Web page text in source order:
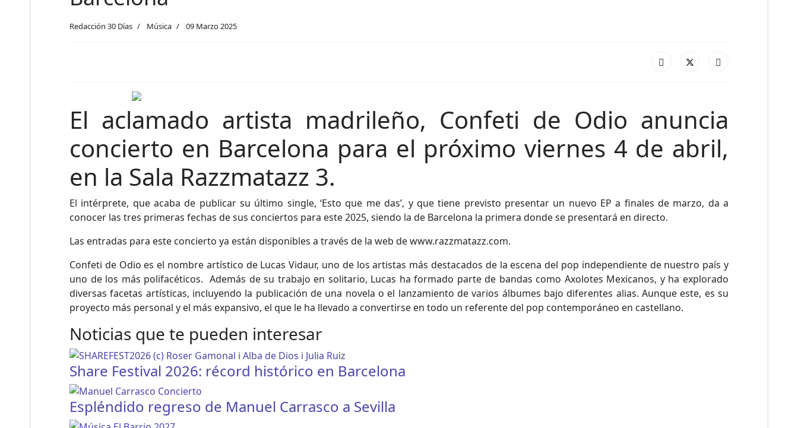
Redacción 30 Días Música 09 Marzo 2025
El aclamado artista madrileño, Confeti de Odio anuncia
concierto en Barcelona para el próximo viernes 4 de abril,
en la Sala Razzmatazz 3.
El intérprete, que acaba de publicar su último single, ‘Esto que me das’, y que tiene previsto presentar un nuevo EP a finales de marzo, da a
conocer las tres primeras fechas de sus conciertos para este 2025, siendo la de Barcelona la primera donde se presentará en directo.
Las entradas para este concierto ya están disponibles a través de la web de www.razzmatazz.com.
Confeti de Odio es el nombre artístico de Lucas Vidaur, uno de los artistas más destacados de la escena del pop independiente de nuestro país y
uno de los más polifacéticos. Además de su trabajo en solitario, Lucas ha formado parte de bandas como Axolotes Mexicanos, y ha explorado
diversas facetas artísticas, incluyendo la publicación de una novela o el lanzamiento de varios álbumes bajo diferentes alias. Aunque este, es su
proyecto más personal y el más expansivo, el que le ha llevado a convertirse en todo un referente del pop contemporáneo en castellano.
Noticias que te pueden interesar
Share Festival 2026: récord histórico en Barcelona
Espléndido regreso de Manuel Carrasco a Sevilla